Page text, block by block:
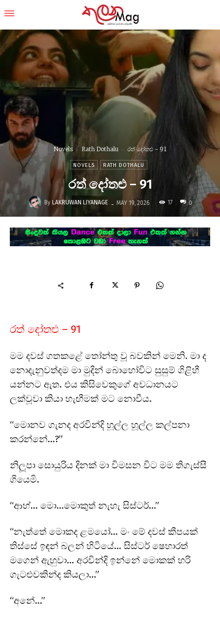
Novels Rath Dothalu රත් දෝතළු - 91
NOVELS RATH DOTHALU
රත් දෝතළු – 91
By LAKRUWAN LIYANAGE - MAY 19, 2026 17 0
රත් දෝතළු – 91
මම දවස් ගතකළේ තෝන්තු වූ බවකින් මෙනි. මා ද
නොදැනුවත්දම මා මුදින් බොහෝවිට සුසුම් ගිළිහී
යන්නට ඇත. එය කිසිවෙකුගේ අවධානයට
ලක්වූවා කියා හැඟීමක් මට නොවීය.
“මොනව ගැනද අරවින්දි හූල්ල හූල්ල කල්පනා
කරන්නේ…?”
නිලූපා සොයුරිය දිනක් මා විමසන විට මම තිගැස්සී
ගියෙමි.
“ආහ්… මො…මොකුත් නැහැ සිස්ටර්…”
“නැත්තේ මොකද ළමයෝ… මං මේ දවස් කීපයක්
තිස්සේ ඉඳන් බලන් හිටියේ… සිස්ටර් ෂෙහාරත්
මගෙන් ඇහුවා… අරවින්දි ඉන්නේ මොකක් හරි
ගැටළුවකින්ද කියලා…”
“අනේ…”